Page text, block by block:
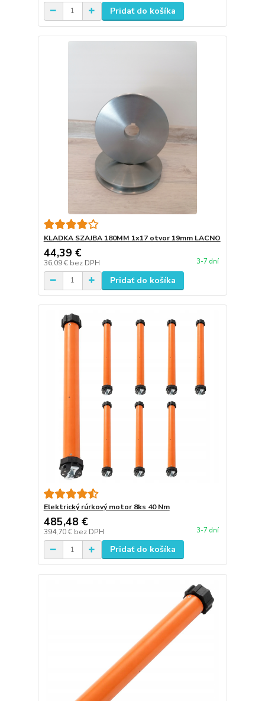
Pridať do košíka
KLADKA SZAJBA 180MM 1x17 otvor 19mm LACNO
44,39 €
36,09 € bez DPH 3-7 dní
Pridať do košíka
Elektrický rúrkový motor 8ks 40 Nm
485,48 €
394,70 € bez DPH 3-7 dní
Pridať do košíka